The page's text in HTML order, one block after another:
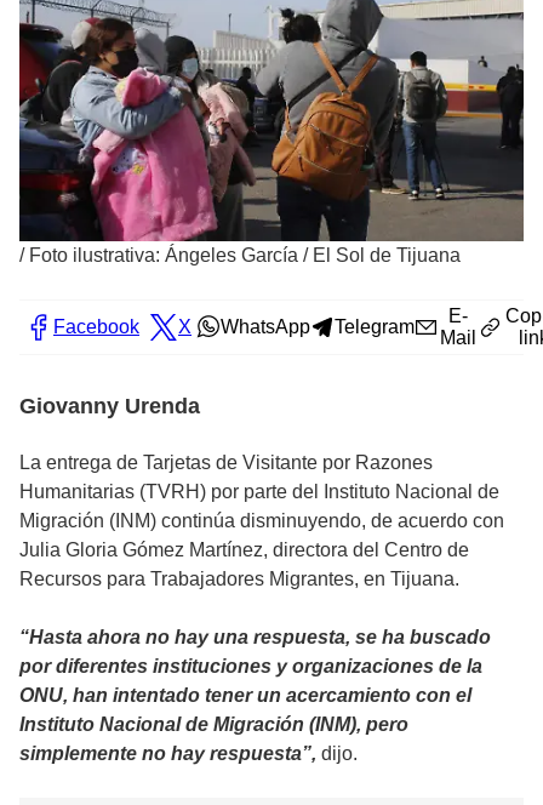
/ Foto ilustrativa: Ángeles García / El Sol de Tijuana
Facebook X WhatsApp Telegram
E-
Mail
Giovanny Urenda
La entrega de Tarjetas de Visitante por Razones
Humanitarias (TVRH) por parte del Instituto Nacional de
Migración (INM) continúa disminuyendo, de acuerdo con
Julia Gloria Gómez Martínez, directora del Centro de
Recursos para Trabajadores Migrantes, en Tijuana.
“Hasta ahora no hay una respuesta, se ha buscado
por diferentes instituciones y organizaciones de la
ONU, han intentado tener un acercamiento con el
Instituto Nacional de Migración (INM), pero
simplemente no hay respuesta”, dijo.